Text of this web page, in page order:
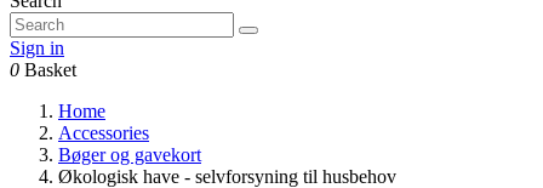
Sign in
0 Basket
Home
Accessories
Bøger og gavekort
Økologisk have - selvforsyning til husbehov